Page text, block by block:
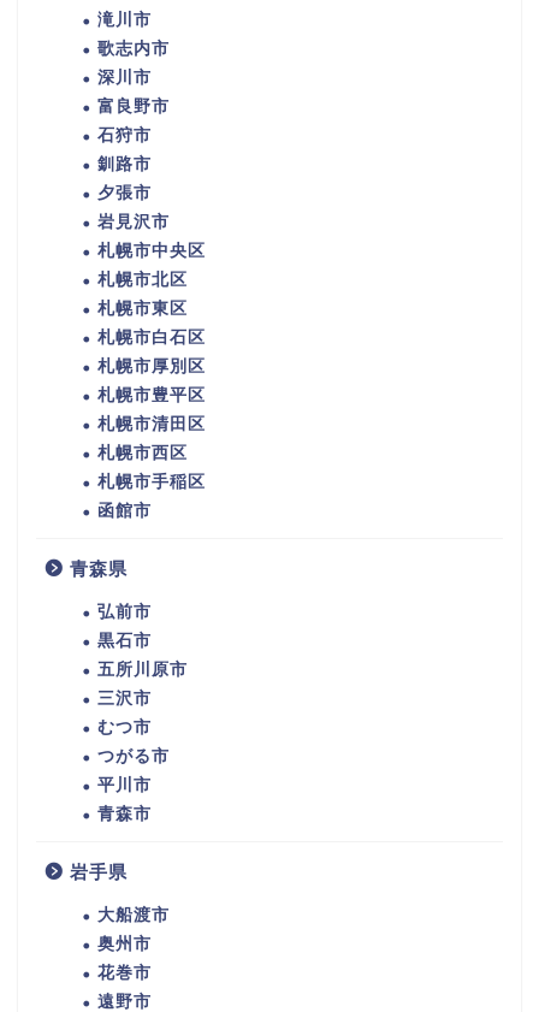
滝川市
歌志内市
深川市
富良野市
石狩市
釧路市
夕張市
岩見沢市
札幌市中央区
札幌市北区
札幌市東区
札幌市白石区
札幌市厚別区
札幌市豊平区
札幌市清田区
札幌市西区
札幌市手稲区
函館市
青森県
弘前市
黒石市
五所川原市
三沢市
むつ市
つがる市
平川市
青森市
岩手県
大船渡市
奥州市
花巻市
遠野市